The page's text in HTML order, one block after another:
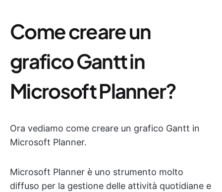
Come creare un
grafico Gantt in
Microsoft Planner?
Ora vediamo come creare un grafico Gantt in
Microsoft Planner.
Microsoft Planner è uno strumento molto
diffuso per la gestione delle attività quotidiane e